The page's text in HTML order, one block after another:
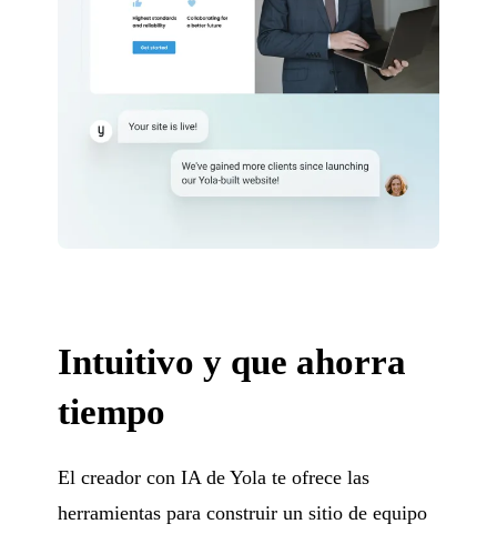
Intuitivo y que ahorra
tiempo
El creador con IA de Yola te ofrece las
herramientas para construir un sitio de equipo